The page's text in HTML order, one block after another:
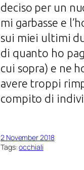
deciso per un
mi garbasse e
sui miei ultimi
di quanto ho
cui sopra) e ne
avere troppi
compito di
2 November 2018
Tags:occhiali